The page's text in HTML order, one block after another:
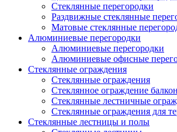
Cтеклянные перегородки
Раздвижные стеклянные
Матовые стеклянные
Алюминиевые перегородки
Алюминиевые перегородки
Алюминиевые офисные
Стеклянные ограждения
Стеклянные ограждения
Стеклянное ограждение
Стеклянные лестничные
Стеклянные ограждения для
Стеклянные лестницы и полы